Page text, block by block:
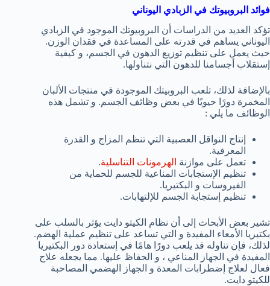
فوائد البروبيوتك في الزبادي اليوناني
تؤكد العديد من الدراسات أن البروبيوتك الموجود في الزبادي
اليوناني يساهم في قدرته على المساعدة في فقدان الوزن.
حيث يعمل على تنظيم توزيع الدهون في الجسم، و كيفية
إستقلاب أجسامنا للدهون التي نتناولها.
بالإضافة لذلك، تلعب البروبيتك الموجودة في منتجات الألبان
المخمرة دورًا حيويًا في بعض وظائف الجسم. و تشمل هذه
الوظائف ما يلي :
إنتاج النواقل العصبية التي تنظم المزاج و القدرة
المعرفية.
تعمل على موازنة الهرمونات التناسلية.
تنظيم الإستجابات المناعية للجسم للحماية من
الفيروسات و البكتيريا.
تنظيم إستجابة الجسم للإلتهابات.
تشير بعض الأبحاث إلى أن نظام الكيتو دايت يؤثر بالسلب على
بكتيريا الأمعاء المفيدة و التي تساعد على تنظيم عملية الهضم.
لذلك، فإن تناوله قد يلعب دورًا هامًا في إستعادة دور البكتيريا
المفيدة في الجهاز المناعي ، و الحفاظ عليها. مما يجعله علاج
فعال لعلاج إضطرابات المعدة و الجهاز الهضمي المصاحبة
للكيتو دايت.